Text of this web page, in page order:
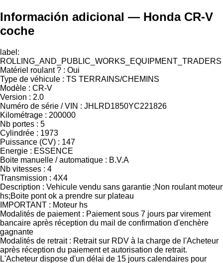
Información adicional — Honda CR-V
coche
label:
ROLLING_AND_PUBLIC_WORKS_EQUIPMENT_TRADERS
Matériel roulant ? : Oui
Type de véhicule : TS TERRAINS/CHEMINS
Modèle : CR-V
Version : 2.0
Numéro de série / VIN : JHLRD1850YC221826
Kilométrage : 200000
Nb portes : 5
Cylindrée : 1973
Puissance (CV) : 147
Energie : ESSENCE
Boite manuelle / automatique : B.V.A
Nb vitesses : 4
Transmission : 4X4
Description : Vehicule vendu sans garantie ;Non roulant moteur
hs;Boite pont ok a prendre sur plateau
IMPORTANT : Moteur hs
Modalités de paiement : Paiement sous 7 jours par virement
bancaire après réception du mail de confirmation d'enchère
gagnante
Modalités de retrait : Retrait sur RDV à la charge de l'Acheteur
après réception du paiement et autorisation de retrait.
L'Acheteur dispose d'un délai de 15 jours calendaires pour